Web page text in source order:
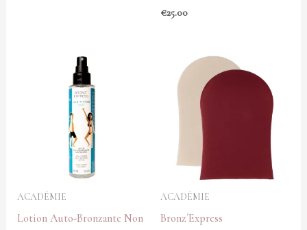
€25.00
ACADÉMIE
Lotion Auto-Bronzante Non
ACADÉMIE
Bronz´Express